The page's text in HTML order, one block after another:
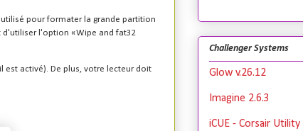
pour formater la grande partition
d'utiliser l'option «Wipe and fat32
est activé). De plus, votre lecteur doit
Challenger Systems
Glow v.26.12
Imagine 2.6.3
iCUE - Corsair